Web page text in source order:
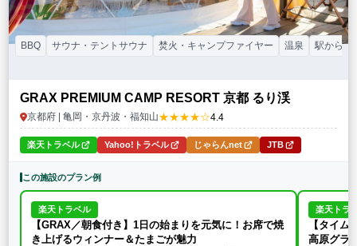
GRAX PREMIUM CAMP RESORT 京都 るり渓
京都府 | 亀岡・京丹波・福知山★★★★☆4.4
BBQ サウナ・テントサウナ 焚火・キャンプファイヤー 温泉 駅から送
楽天トラベル Yahoo!トラベル じゃらんnet JTB
この施設のプラン例
楽天トラベル
【GRAX／朝食付き】1日の始まりを元気に！お席で焼
き上げるウィンナー＆たまごが魅力
楽天トラ
【タイ
高原グラ